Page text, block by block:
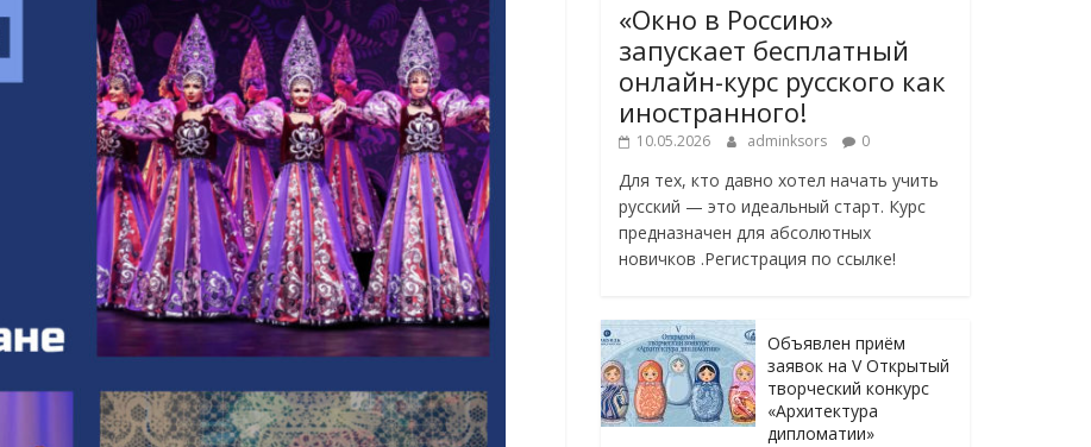
«Окно в Россию»
запускает бесплатный
онлайн-курс русского как
иностранного!
10.05.2026 adminksors 0
Для тех, кто давно хотел начать учить
русский — это идеальный старт. Курс
предназначен для абсолютных
новичков .Регистрация по ссылке!
Объявлен приём
заявок на V Открытый
творческий конкурс
«Архитектура
дипломатии»